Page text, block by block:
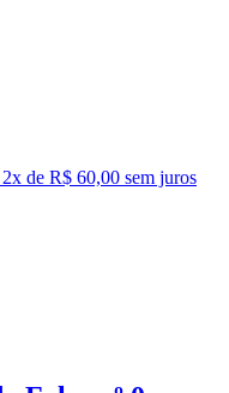
2x de R$ 60,00 sem juros